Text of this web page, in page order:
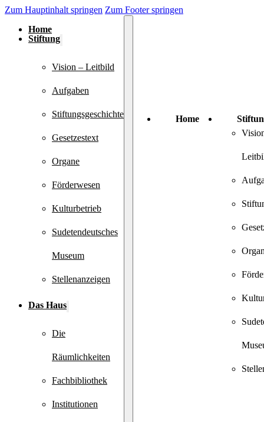
Zum Hauptinhalt springen Zum Footer springen
Home
Stiftung
Vision – Leitbild
Aufgaben
Stiftungsgeschichte
Gesetzestext
Organe
Förderwesen
Kulturbetrieb
Sudetendeutsches
Museum
Stellenanzeigen
Das Haus
Die
Räumlichkeiten
Fachbibliothek
Institutionen
Home